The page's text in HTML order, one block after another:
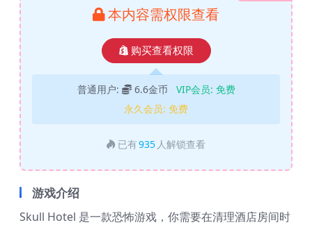
本内容需权限查看
购买查看权限
普通用户: 6.6金币 VIP会员: 免费
永久会员: 免费
已有935 人解锁查看
游戏介绍
Skull Hotel 是一款恐怖游戏，你需要在清理酒店房间时